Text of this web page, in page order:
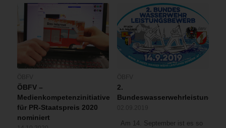
ÖBFV –
Medienkompetenzinitiative
für PR-Staatspreis 2020
nominiert
2.
Am 14. September ist es so